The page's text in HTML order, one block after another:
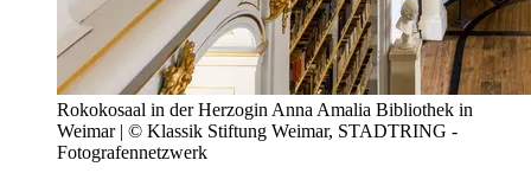
Rokokosaal in der Herzogin Anna Amalia Bibliothek in
Weimar | © Klassik Stiftung Weimar, STADTRING -
Fotografennetzwerk